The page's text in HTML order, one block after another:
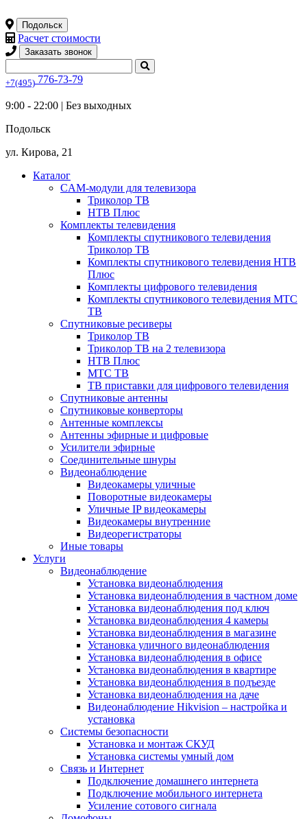
Подольск
Расчет стоимости
Заказать звонок
+7(495) 776-73-79
9:00 - 22:00 | Без выходных
Подольск
ул. Кирова, 21
Каталог
CAM-модули для телевизора
Триколор ТВ
НТВ Плюс
Комплекты телевидения
Комплекты спутникового телевидения
Триколор ТВ
Комплекты спутникового телевидения НТВ
Плюс
Комплекты цифрового телевидения
Комплекты спутникового телевидения МТС
ТВ
Спутниковые ресиверы
Триколор ТВ
Триколор ТВ на 2 телевизора
НТВ Плюс
МТС ТВ
ТВ приставки для цифрового телевидения
Спутниковые антенны
Спутниковые конверторы
Антенные комплексы
Антенны эфирные и цифровые
Усилители эфирные
Соединительные шнуры
Видеонаблюдение
Видеокамеры уличные
Поворотные видеокамеры
Уличные IP видеокамеры
Видеокамеры внутренние
Видеорегистраторы
Иные товары
Услуги
Видеонаблюдение
Установка видеонаблюдения
Установка видеонаблюдения в частном доме
Установка видеонаблюдения под ключ
Установка видеонаблюдения 4 камеры
Установка видеонаблюдения в магазине
Установка уличного видеонаблюдения
Установка видеонаблюдения в офисе
Установка видеонаблюдения в квартире
Установка видеонаблюдения в подъезде
Установка видеонаблюдения на даче
Видеонаблюдение Hikvision – настройка и
установка
Системы безопасности
Установка и монтаж СКУД
Установка системы умный дом
Связь и Интернет
Подключение домашнего интернета
Подключение мобильного интернета
Усиление сотового сигнала